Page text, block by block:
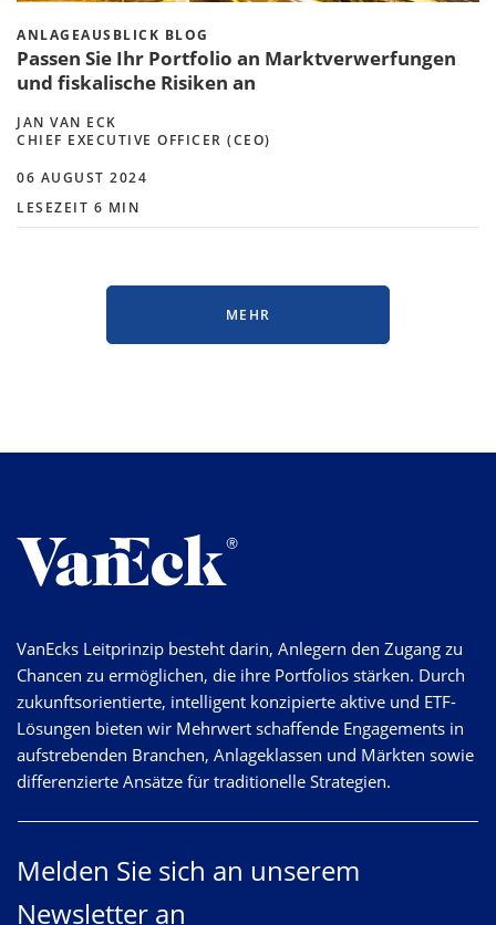
ANLAGEAUSBLICK BLOG
Passen Sie Ihr Portfolio an Marktverwerfungen
und fiskalische Risiken an
JAN VAN ECK
CHIEF EXECUTIVE OFFICER (CEO)
06 AUGUST 2024
LESEZEIT 6 MIN
MEHR
VanEcks Leitprinzip besteht darin, Anlegern den Zugang zu
Chancen zu ermöglichen, die ihre Portfolios stärken. Durch
zukunftsorientierte, intelligent konzipierte aktive und ETF-
Lösungen bieten wir Mehrwert schaffende Engagements in
aufstrebenden Branchen, Anlageklassen und Märkten sowie
differenzierte Ansätze für traditionelle Strategien.
Melden Sie sich an unserem
Newsletter an